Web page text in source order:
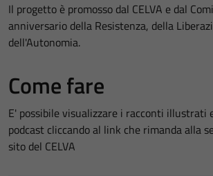
Il progetto è promosso dal CELVA e dal
anniversario della Resistenza, della
dell'Autonomia.
Come fare
E' possibile visualizzare i racconti illustrati
podcast cliccando al link che rimanda alla
sito del CELVA